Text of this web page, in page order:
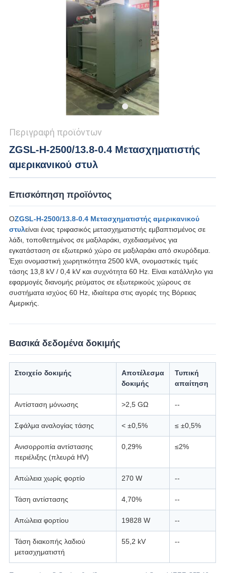
Περιγραφή προϊόντων
ZGSL-H-2500/13.8-0.4 Μετασχηματιστής
αμερικανικού στυλ
Επισκόπηση προϊόντος
ΟZGSL-H-2500/13.8-0.4 Μετασχηματιστής αμερικανικού
στυλείναι ένας τριφασικός μετασχηματιστής εμβαπτισμένος σε
λάδι, τοποθετημένος σε μαξιλαράκι, σχεδιασμένος για
εγκατάσταση σε εξωτερικό χώρο σε μαξιλαράκι από σκυρόδεμα.
Έχει ονομαστική χωρητικότητα 2500 kVA, ονομαστικές τιμές
τάσης 13,8 kV / 0,4 kV και συχνότητα 60 Hz. Είναι κατάλληλο για
εφαρμογές διανομής ρεύματος σε εξωτερικούς χώρους σε
συστήματα ισχύος 60 Hz, ιδιαίτερα στις αγορές της Βόρειας
Αμερικής.
Βασικά δεδομένα δοκιμής
Στοιχείο δοκιμής
Αποτέλεσμα
δοκιμής
Τυπική
απαίτηση
Αντίσταση μόνωσης >2,5 GΩ --
Σφάλμα αναλογίας τάσης < ±0,5% ≤ ±0,5%
Ανισορροπία αντίστασης
περιέλιξης (πλευρά HV)
0,29% ≤2%
Απώλεια χωρίς φορτίο 270 W --
Τάση αντίστασης 4,70% --
Απώλεια φορτίου 19828 W --
Τάση διακοπής λαδιού
μετασχηματιστή
55,2 kV --